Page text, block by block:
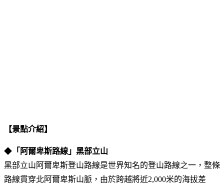
【景點介紹】
◆ 「阿爾卑斯路線」黑部立山
黑部立山阿爾卑斯登山路線是世界知名的登山路線之一，整條
路線貫穿北阿爾卑斯山脈，由於跨越將近2,000米的海拔差